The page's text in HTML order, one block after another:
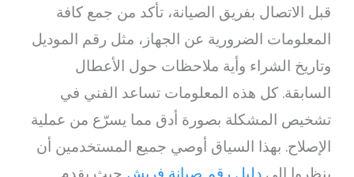
قبل الاتصال بفريق الصيانة، تأكد من جمع كافة
المعلومات الضرورية عن الجهاز، مثل رقم الموديل
وتاريخ الشراء وأية ملاحظات حول الأعطال
السابقة. كل هذه المعلومات تساعد الفني في
تشخيص المشكلة بصورة أدق مما يسرّع من عملية
الإصلاح. بهذا السياق أوصي جميع المستخدمين أن